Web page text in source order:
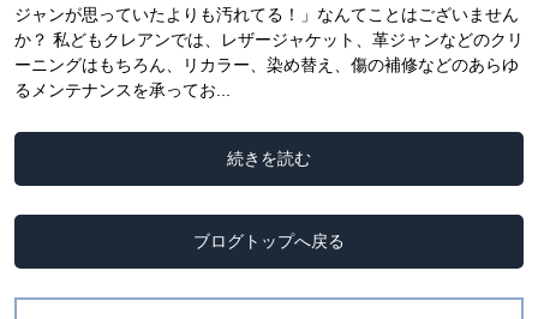
ジャンが思っていたよりも汚れてる！」なんてことはございません
か？ 私どもクレアンでは、レザージャケット、革ジャンなどのクリ
ーニングはもちろん、リカラー、染め替え、傷の補修などのあらゆ
るメンテナンスを承ってお...
続きを読む
ブログトップへ戻る